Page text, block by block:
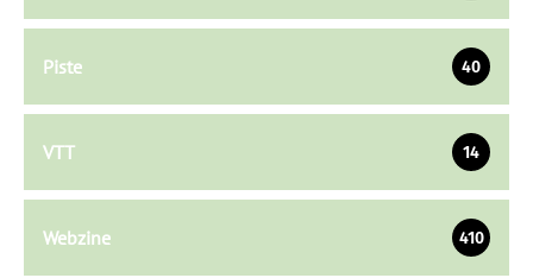
Piste 40
VTT 14
Webzine 410